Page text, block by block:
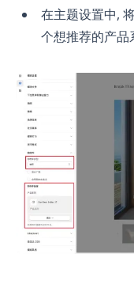
在主题设置中,
个想推荐的产品